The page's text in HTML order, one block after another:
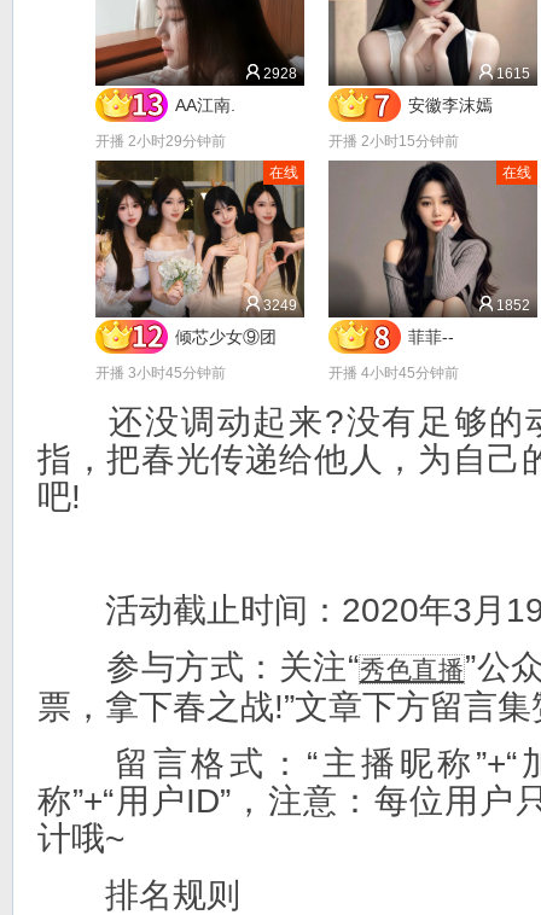
2928
AA江南.
开播 2小时29分钟前
1615
安徽李沫嫣
开播 2小时15分钟前
3249
在线
倾芯少女⑨团
开播 3小时45分钟前
1852
在线
菲菲--
开播 4小时45分钟前
还没调动起来?没有足够的
指，把春光传递给他人，为自己
吧!
活动截止时间：2020年3月
参与方式：关注“秀色直播”公
票，拿下春之战!”文章下方留言集
留言格式：“主播昵称”+“
称”+“用户ID”，注意：每位用户
计哦~
排名规则